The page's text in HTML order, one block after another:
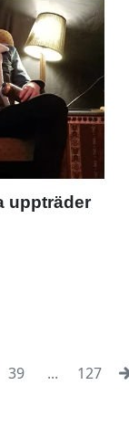
uppträder
39 ... 127